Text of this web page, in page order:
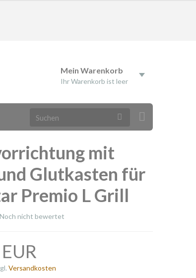
Mein Warenkorb
Ihr Warenkorb ist leer
mit
Glutkasten für
Premio L Grill
Noch nicht bewertet
Versandkosten